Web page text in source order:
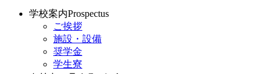
学校案内Prospectus
ご挨拶
施設・設備
奨学金
学生寮